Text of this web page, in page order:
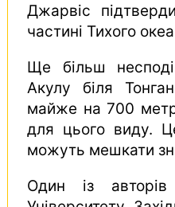
Джарвіс
частині Тихого
Ще більш
Акулу біля
майже на 700
для цього виду.
можуть мешкати
Один із